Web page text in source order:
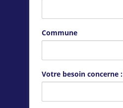
Commune
Votre besoin concerne :